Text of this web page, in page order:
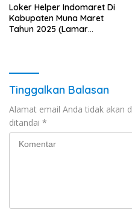
Loker Helper Indomaret Di
Kabupaten Muna Maret
Tahun 2025 (Lamar
Tinggalkan Balasan
Alamat email Anda tidak akan
ditandai *